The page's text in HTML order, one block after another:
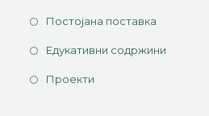
Постојана поставка
Едукативни содржини
Проекти